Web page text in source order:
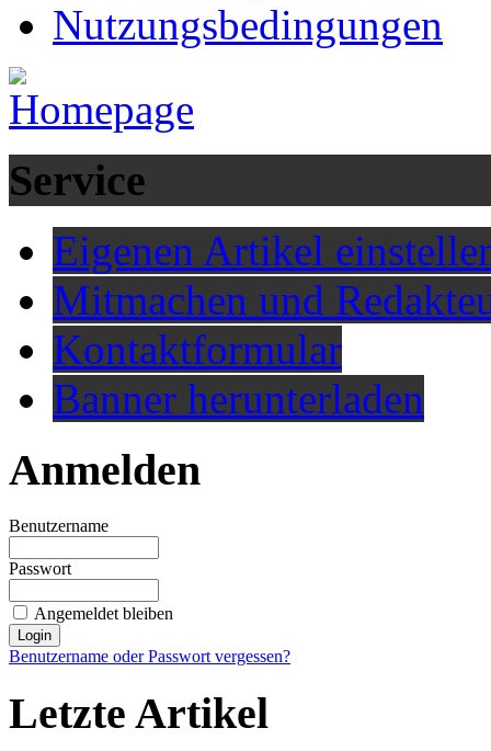
Nutzungsbedingungen
Service
Eigenen Artikel
Mitmachen und
Kontaktformular
Banner herunterladen
Anmelden
Benutzername
Passwort
Angemeldet bleiben
Benutzername oder Passwort vergessen?
Letzte Artikel